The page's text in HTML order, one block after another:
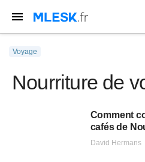
Voyage
Nourriture de
Comment
cafés de
David Hermans